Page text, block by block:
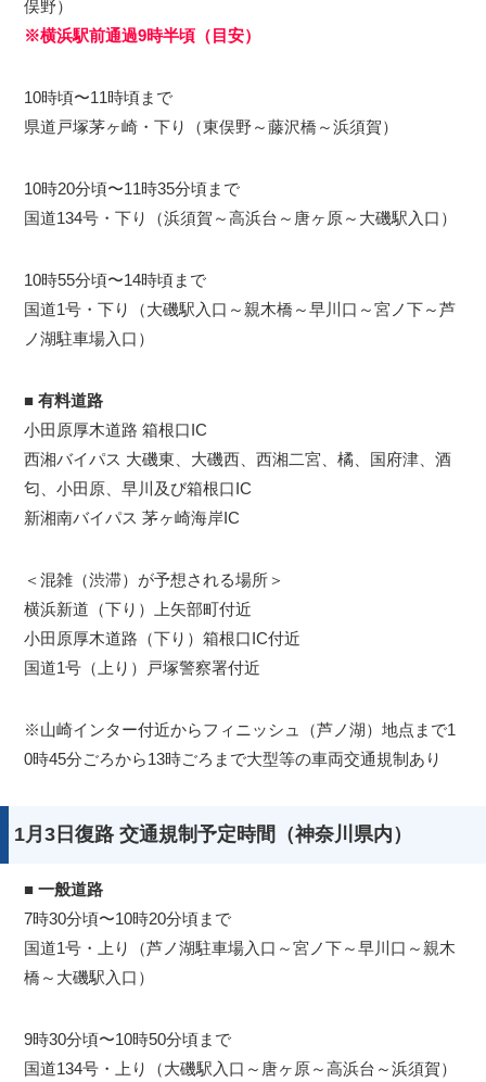
俣野）
※横浜駅前通過9時半頃（目安）
10時頃〜11時頃まで
県道戸塚茅ヶ崎・下り（東俣野～藤沢橋～浜須賀）
10時20分頃〜11時35分頃まで
国道134号・下り（浜須賀～高浜台～唐ヶ原～大磯駅入口）
10時55分頃〜14時頃まで
国道1号・下り（大磯駅入口～親木橋～早川口～宮ノ下～芦
ノ湖駐車場入口）
■有料道路
小田原厚木道路 箱根口IC
西湘バイパス 大磯東、大磯西、西湘二宮、橘、国府津、酒
匂、小田原、早川及び箱根口IC
新湘南バイパス 茅ヶ崎海岸IC
＜混雑（渋滞）が予想される場所＞
横浜新道（下り）上矢部町付近
小田原厚木道路（下り）箱根口IC付近
国道1号（上り）戸塚警察署付近
※山崎インター付近からフィニッシュ（芦ノ湖）地点まで1
0時45分ごろから13時ごろまで大型等の車両交通規制あり
1月3日復路 交通規制予定時間（神奈川県内）
■一般道路
7時30分頃〜10時20分頃まで
国道1号・上り（芦ノ湖駐車場入口～宮ノ下～早川口～親木
橋～大磯駅入口）
9時30分頃〜10時50分頃まで
国道134号・上り（大磯駅入口～唐ヶ原～高浜台～浜須賀）